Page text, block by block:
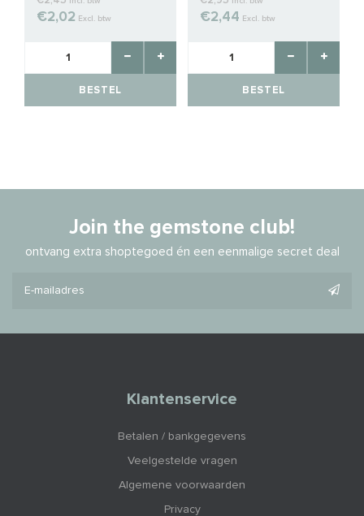
€2,02 Excl. btw
BESTEL
€2,44 Excl. btw
BESTEL
Join the gemstone club!
ontvang extra shoptegoed én een eenmalige secret deal
Klantenservice
Betalen / bankgegevens
Veelgestelde vragen
Algemene voorwaarden
Privacy